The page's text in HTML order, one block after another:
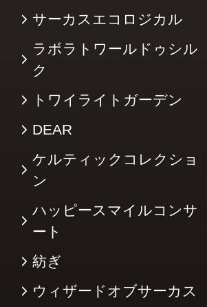
サーカスエコロジカル
ラボラトワールドゥシル
ク
トワイライトガーデン
DEAR
ケルティックコレクショ
ン
ハッピースマイルコンサ
ート
紡ぎ
ウィザードオブサーカス